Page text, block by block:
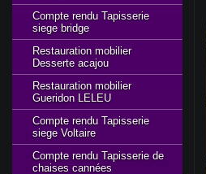
Compte rendu Tapisserie
siege bridge
Restauration mobilier
Desserte acajou
Restauration mobilier
Gueridon LELEU
Compte rendu Tapisserie
siege Voltaire
Compte rendu Tapisserie de
chaises cannées